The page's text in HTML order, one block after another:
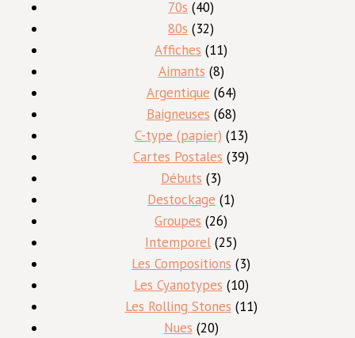
produits
70s 4040
produits
80s 3232
produits
Affiches 1111
produits
Aimants 88
produits
Argentique 6464
produits
Baigneuses 6868
produits
C-type (papier) 1313
produits
Cartes Postales 3939
Débuts 33
produits
Destockage 11
Groupes 2626
produits
Intemporel 2525
produits
Les Compositions 33
produits
Les Cyanotypes 1010
produits
Les Rolling Stones 1111
Nues 2020